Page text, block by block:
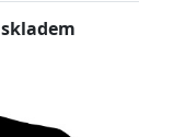
skladem